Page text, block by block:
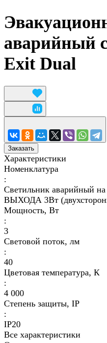
аварийный
Exit Dual
Заказать
Характеристики
Номенклатура
:
Светильник аварийный на
ВЫХОДА 3Вт
Мощность, Вт
:
3
Световой поток, лм
:
40
Цветовая температура, К
:
4 000
Степень защиты, IP
:
IP20
Все характеристики